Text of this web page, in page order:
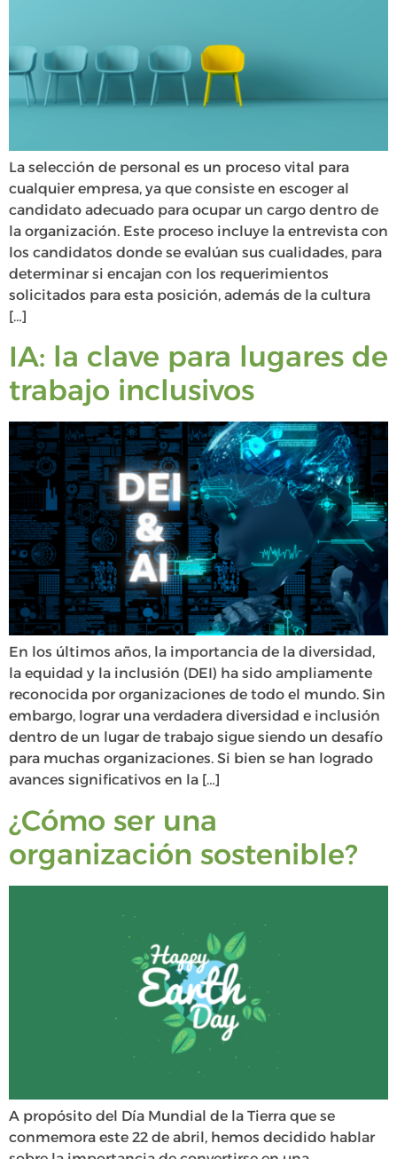
La selección de personal es un proceso vital para
cualquier empresa, ya que consiste en escoger al
candidato adecuado para ocupar un cargo dentro de
la organización. Este proceso incluye la entrevista con
los candidatos donde se evalúan sus cualidades, para
determinar si encajan con los requerimientos
solicitados para esta posición, además de la cultura
[…]
IA: la clave para lugares de
trabajo inclusivos
En los últimos años, la importancia de la diversidad,
la equidad y la inclusión (DEI) ha sido ampliamente
reconocida por organizaciones de todo el mundo. Sin
embargo, lograr una verdadera diversidad e inclusión
dentro de un lugar de trabajo sigue siendo un desafío
para muchas organizaciones. Si bien se han logrado
avances significativos en la […]
¿Cómo ser una
organización sostenible?
A propósito del Día Mundial de la Tierra que se
conmemora este 22 de abril, hemos decidido hablar